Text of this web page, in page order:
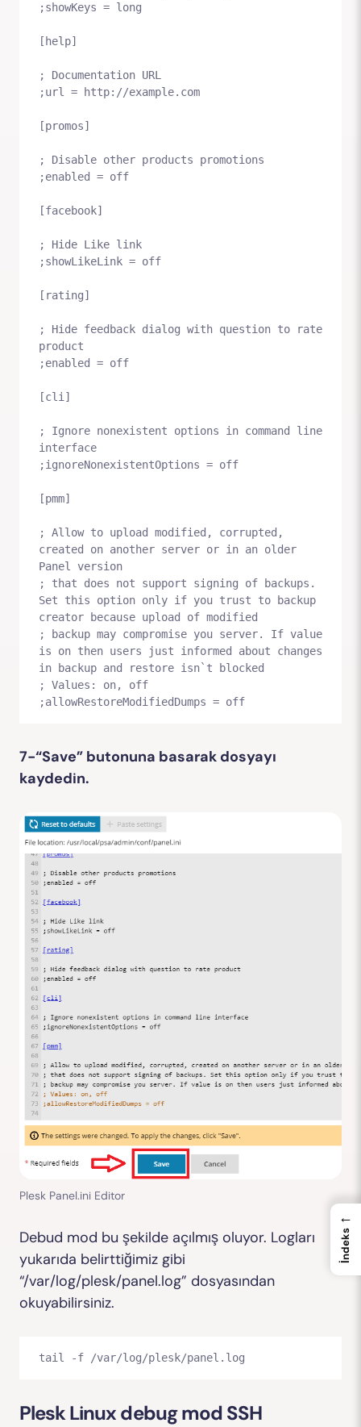
;showKeys = long
[help]
; Documentation URL
;url = http://example.com
[promos]
; Disable other products promotions
;enabled = off
[facebook]
; Hide Like link
;showLikeLink = off
[rating]
; Hide feedback dialog with question to rate
product
;enabled = off
[cli]
; Ignore nonexistent options in command line
interface
;ignoreNonexistentOptions = off
[pmm]
; Allow to upload modified, corrupted,
created on another server or in an older
Panel version
; that does not support signing of backups.
Set this option only if you trust to backup
creator because upload of modified
; backup may compromise you server. If value
is on then users just informed about changes
in backup and restore isn`t blocked
; Values: on, off
7-“Save” butonuna basarak dosyayı
kaydedin.
Plesk Panel.ini Editor
Debud mod bu şekilde açılmış oluyor. Logları
yukarıda belirttiğimiz gibi
“/var/log/plesk/panel.log” dosyasından
okuyabilirsiniz.
tail -f /var/log/plesk/panel.log
Plesk Linux debug mod SSH
←
İndeks